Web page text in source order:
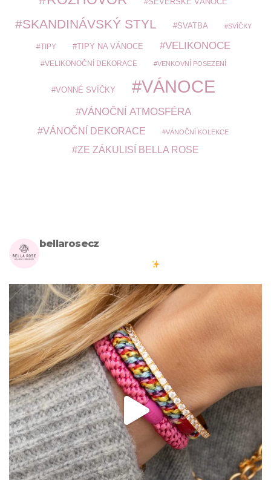
SEVERSKÉ VÁNOCE
SKANDINÁVSKÝ STYL SVATBA SVÍČKY
TIPY TIPY NA VÁNOCE VELIKONOCE
VELIKONOČNÍ DEKORACE VENKOVNÍ POSEZENÍ
VONNÉ SVÍČKY VÁNOCE
VÁNOČNÍ ATMOSFÉRA
VÁNOČNÍ DEKORACE VÁNOČNÍ KOLEKCE
ZE ZÁKULISÍ BELLA ROSE
bellarosecz